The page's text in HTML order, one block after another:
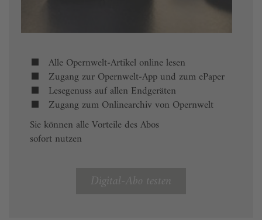
Alle Opernwelt-Artikel online lesen
Zugang zur Opernwelt-App und zum ePaper
Lesegenuss auf allen Endgeräten
Zugang zum Onlinearchiv von Opernwelt
Sie können alle Vorteile des Abos
sofort nutzen
Digital-Abo testen